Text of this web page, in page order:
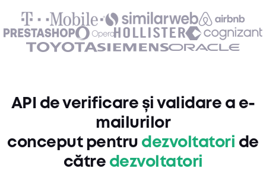
API de verificare și validare a e-
mailurilor
conceput pentru dezvoltatori de
către dezvoltatori